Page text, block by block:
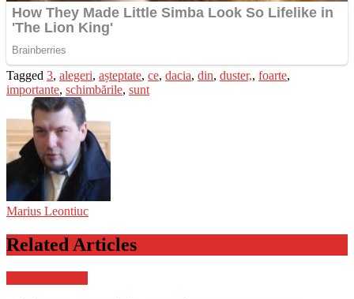
Tagged 3, alegeri, așteptate, ce, dacia, din, duster,, foarte,
importante, schimbările, sunt
Marius Leontiuc
Related Articles